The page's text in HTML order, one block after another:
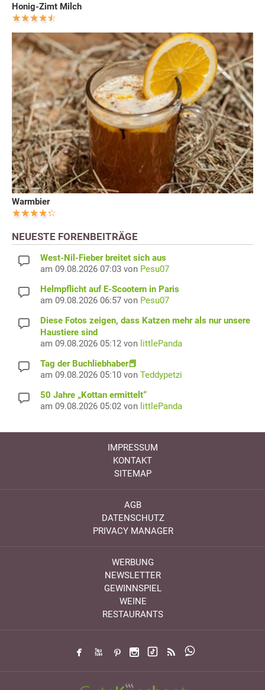
Honig-Zimt Milch
Warmbier
NEUESTE FORENBEITRÄGE
West-Nil-Fieber breitet sich aus
am 09.08.2026 07:03 von Pesu07
Helmpflicht auf E-Scootern in Paris
am 09.08.2026 06:57 von Pesu07
Diese Fotos zeigen, dass Katzen mehr als nur unsere
Haustiere sind
am 09.08.2026 05:12 von littlePanda
Tag der Buchliebhaber📕
am 09.08.2026 05:10 von Teddypetzi
50 Jahre „Kottan ermittelt“
am 09.08.2026 05:02 von littlePanda
IMPRESSUM
KONTAKT
SITEMAP
AGB
DATENSCHUTZ
PRIVACY MANAGER
WERBUNG
NEWSLETTER
GEWINNSPIEL
WEINE
RESTAURANTS